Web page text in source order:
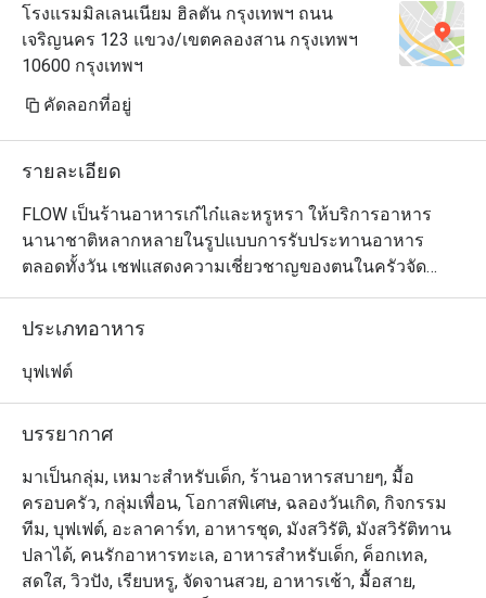
โรงแรมมิลเลนเนียม ฮิลตัน กรุงเทพฯ ถนน
เจริญนคร 123 แขวง/เขตคลองสาน กรุงเทพฯ
10600 กรุงเทพฯ
คัดลอกที่อยู่
รายละเอียด
FLOW เป็นร้านอาหารเก๋ไก๋และหรูหรา ให้บริการอาหาร
นานาชาติหลากหลายในรูปแบบการรับประทานอาหาร
ตลอดทั้งวัน เชฟแสดงความเชี่ยวชาญของตนในครัวจัด
แสดงทั้ง 5 ห้อง ปรุงอาหารรสเลิศทั้งอาหารไทย จีน อินเดีย
และยุโรป นอกจากนี้ FLOW ยังนำเสนออาหารมื้อสายวัน
เนื้อวากิวที่ปรุงแบบสโลว์คุก และโรงละครของหวานขึ้นชื่อ
Flow @ Millennium Hilton Bangkok คือห้องอาหาร
นานาชาติที่ให้บริการบุฟเฟ่ต์ โดยตั้งอยู่ชั้น 1 ของโรงแรม
Millennium Hilton Bangkok พร้อมทางเชื่อมใกล้ไอคอน
ประเภทอาหาร
บุฟเฟต์
บรรยากาศ
มาเป็นกลุ่ม, เหมาะสำหรับเด็ก, ร้านอาหารสบายๆ, มื้อ
ครอบครัว, กลุ่มเพื่อน, โอกาสพิเศษ, ฉลองวันเกิด, กิจกรรม
ทีม, บุฟเฟต์, อะลาคาร์ท, อาหารชุด, มังสวิรัติ, มังสวิรัติทาน
ปลาได้, คนรักอาหารทะเล, อาหารสำหรับเด็ก, ค็อกเทล,
สดใส, วิวปัง, เรียบหรู, จัดจานสวย, อาหารเช้า, มื้อสาย,